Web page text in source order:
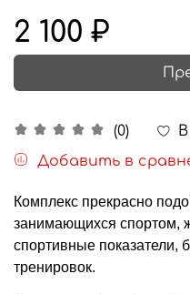
(0)
Добавить в
2 100 ₽
Комплекс прекрасно
занимающихся спортом,
спортивные показатели,
тренировок.